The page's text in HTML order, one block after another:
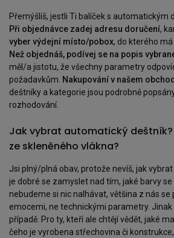
Přemýšlíš, jestli Ti balíček s automatickým
Při objednávce zadej adresu doručení,
vyber výdejní místo/pobox, do kterého
Než objednáš, podívej se na popis
měl/a jistotu, že všechny parametry
požadavkům. Nakupování v našem
deštníky a kategorie jsou podrobně
rozhodování.
Jak vybrat automatický deštník?
ze skleněného vlákna?
Jsi plný/plná obav, protože nevíš, jak
je dobré se zamyslet nad tím, jaké barvy se
nebudeme si nic nalhávat, většina z nás se
emocemi, ne technickými parametry.
případě. Pro ty, kteří ale chtějí vědět, jaké
čeho je vyrobena střechovina či